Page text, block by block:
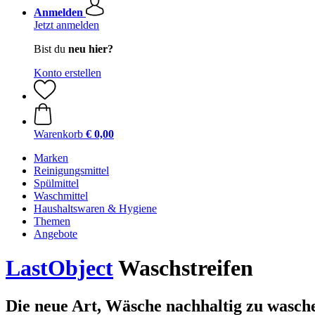
Anmelden
Jetzt anmelden
Bist du neu hier?
Konto erstellen
Warenkorb € 0,00
Marken
Reinigungsmittel
Spülmittel
Waschmittel
Haushaltswaren & Hygiene
Themen
Angebote
LastObjectWaschstreifen
Die neue Art, Wäsche nachhaltig zu